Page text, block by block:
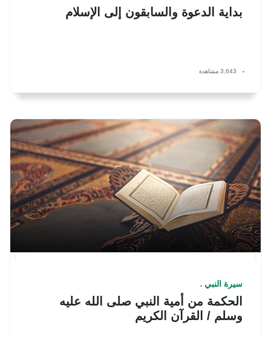
بداية الدعوة والسابقون إلى الإسلام
3,643 مشاهدة
سيرة النبي
الحكمة من أمية النبي صلى الله عليه
وسلم / القرآن الكريم